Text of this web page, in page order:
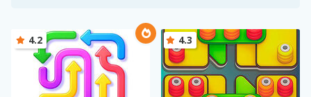
4.2 4.3